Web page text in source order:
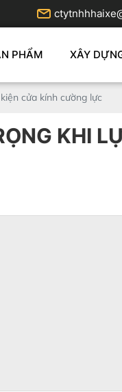
PHẨM XÂY
cửa kính cường lực
KHI